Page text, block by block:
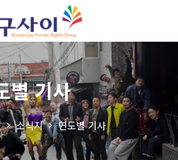
별 기사
소식지 연도별 기사